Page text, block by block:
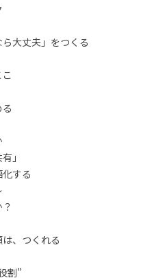
大丈夫」をつくる
」
する
、つくれる
割”